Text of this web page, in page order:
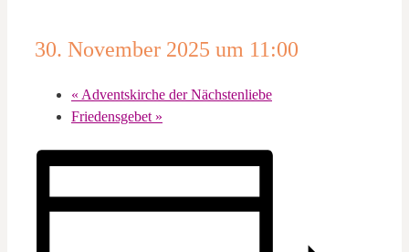
30. November 2025 um 11:00
« Adventskirche der Nächstenliebe
Friedensgebet »